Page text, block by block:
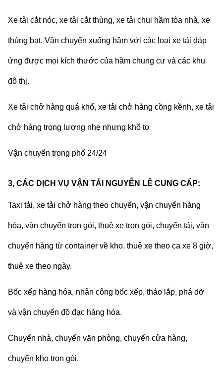
Xe tải cắt nóc, xe tải cắt thùng, xe tải chui hầm tòa nhà, xe
thùng bạt. Vận chuyển xuống hầm với các loại xe tải đáp
ứng được mọi kích thước của hầm chung cư và các khu
đô thị.
Xe tải chở hàng quá khổ, xe tải chở hàng cồng kềnh, xe tải
chở hàng trọng lượng nhẹ nhưng khổ to
Vận chuyển trong phố 24/24
3, CÁC DỊCH VỤ VẬN TẢI NGUYỄN LÊ CUNG CẤP:
Taxi tải, xe tải chở hàng theo chuyến, vận chuyển hàng
hóa, vận chuyển trọn gói, thuê xe trọn gói, chuyển tải, vận
chuyển hàng từ container về kho, thuê xe theo ca xe 8 giờ,
thuê xe theo ngày.
Bốc xếp hàng hóa, nhân công bốc xếp, tháo lắp, phá dỡ
và vận chuyển đồ đạc hàng hóa.
Chuyển nhà, chuyển văn phòng, chuyển cửa hàng,
chuyển kho trọn gói.